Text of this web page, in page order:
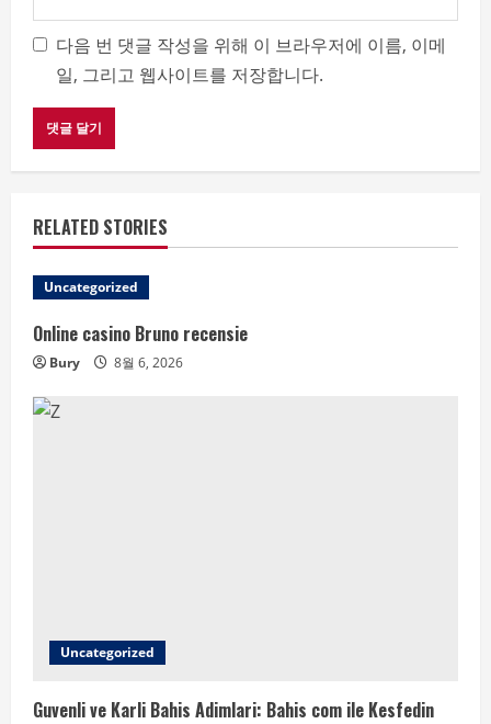
다음 번 댓글 작성을 위해 이 브라우저에 이름, 이메
일, 그리고 웹사이트를 저장합니다.
RELATED STORIES
Uncategorized
Online casino Bruno recensie
Bury 8월 6, 2026
Uncategorized
Guvenli ve Karli Bahis Adimlari: Bahis com ile Kesfedin